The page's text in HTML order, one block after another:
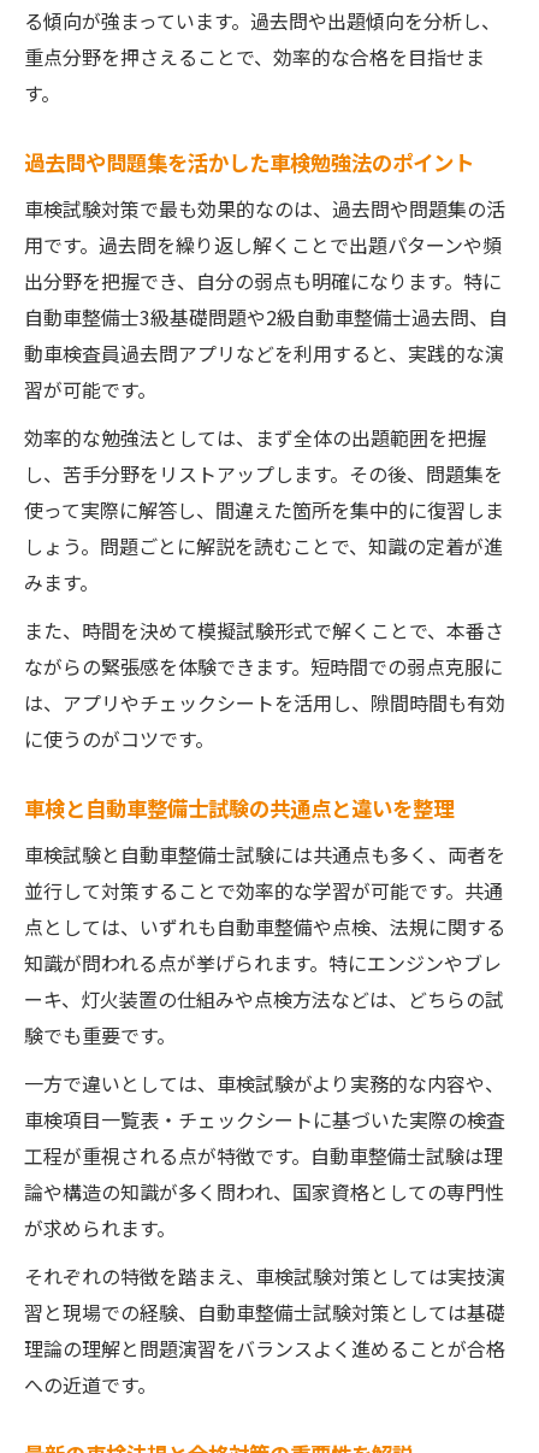
自動車整備士視点の車検対策と注意点まと
め
車検実技試験で求められる基礎知識と対策
法
筆記・実技の難関分野を突破する勉強法の
コツ
車検問題集を活用した反復学習のポイント
解説
自動車整備士の実技試験対策と車検の関係
性
出題傾向を分析した車検試験対策スケジュ
ール
令和最新版の車検試験対策と法規改正ポイント
法規改正による車検試験への影響ポイント
整理
最新版自動車整備士試験との違いを把握す
る
新法規対応の車検対策で押さえるべき点と
車検試験に役立つ最新アプリとコンテンツ
紹介
弱点分野を重点強化する車検学習のコツ紹介
苦手な車検項目の見つけ方と克服ステップ
解説
車検問題集で弱点分野を重点的に強化する
方法
自動車整備士アプリを活かした弱点対策の
実践
SNSや体験談から学ぶ車検試験の成功事例
共有
チェックシート利用の車検学習効率アップ
術
る傾向が強まっています。過去問や出題傾向を分析し、
重点分野を押さえることで、効率的な合格を目指せま
す。
過去問や問題集を活かした車検勉強法のポイント
車検試験対策で最も効果的なのは、過去問や問題集の活
用です。過去問を繰り返し解くことで出題パターンや頻
出分野を把握でき、自分の弱点も明確になります。特に
自動車整備士3級基礎問題や2級自動車整備士過去問、自
動車検査員過去問アプリなどを利用すると、実践的な演
習が可能です。
効率的な勉強法としては、まず全体の出題範囲を把握
し、苦手分野をリストアップします。その後、問題集を
使って実際に解答し、間違えた箇所を集中的に復習しま
しょう。問題ごとに解説を読むことで、知識の定着が進
みます。
また、時間を決めて模擬試験形式で解くことで、本番さ
ながらの緊張感を体験できます。短時間での弱点克服に
は、アプリやチェックシートを活用し、隙間時間も有効
に使うのがコツです。
車検と自動車整備士試験の共通点と違いを整理
車検試験と自動車整備士試験には共通点も多く、両者を
並行して対策することで効率的な学習が可能です。共通
点としては、いずれも自動車整備や点検、法規に関する
知識が問われる点が挙げられます。特にエンジンやブレ
ーキ、灯火装置の仕組みや点検方法などは、どちらの試
験でも重要です。
一方で違いとしては、車検試験がより実務的な内容や、
車検項目一覧表・チェックシートに基づいた実際の検査
工程が重視される点が特徴です。自動車整備士試験は理
論や構造の知識が多く問われ、国家資格としての専門性
が求められます。
それぞれの特徴を踏まえ、車検試験対策としては実技演
習と現場での経験、自動車整備士試験対策としては基礎
理論の理解と問題演習をバランスよく進めることが合格
への近道です。